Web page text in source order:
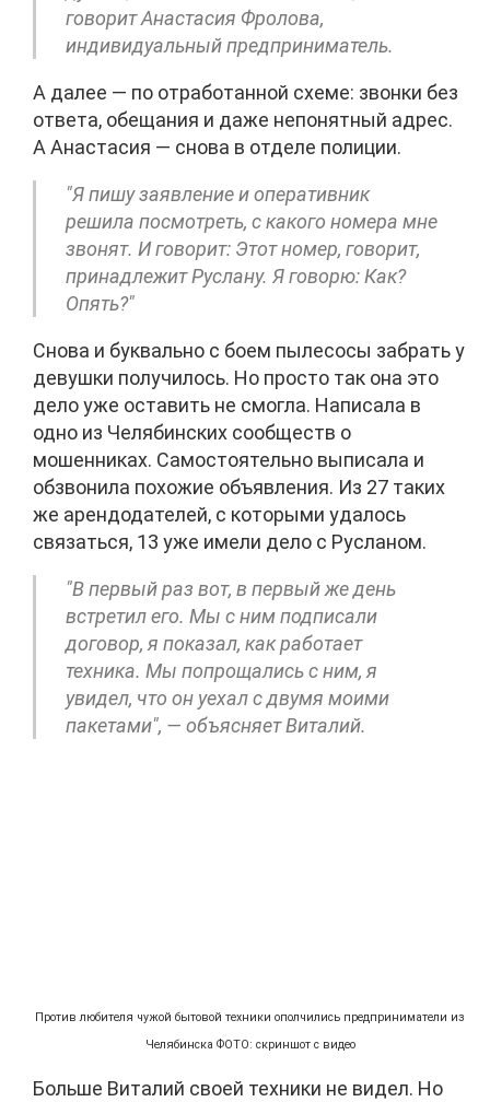
говорит Анастасия Фролова,
индивидуальный предприниматель.
А далее — по отработанной схеме: звонки без
ответа, обещания и даже непонятный адрес.
А Анастасия — снова в отделе полиции.
"Я пишу заявление и оперативник
решила посмотреть, с какого номера мне
звонят. И говорит: Этот номер, говорит,
принадлежит Руслану. Я говорю: Как?
Опять?"
Снова и буквально с боем пылесосы забрать у
девушки получилось. Но просто так она это
дело уже оставить не смогла. Написала в
одно из Челябинских сообществ о
мошенниках. Самостоятельно выписала и
обзвонила похожие объявления. Из 27 таких
же арендодателей, с которыми удалось
связаться, 13 уже имели дело с Русланом.
"В первый раз вот, в первый же день
встретил его. Мы с ним подписали
договор, я показал, как работает
техника. Мы попрощались с ним, я
увидел, что он уехал с двумя моими
пакетами", — объясняет Виталий.
Против любителя чужой бытовой техники ополчились предприниматели из
Челябинска ФОТО: скриншот с видео
Больше Виталий своей техники не видел. Но